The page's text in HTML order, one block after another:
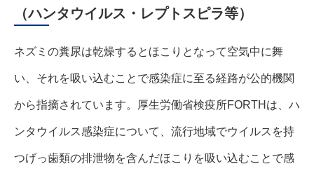
（ハンタウイルス・レプトスピラ等）
ネズミの糞尿は乾燥するとほこりとなって空気中に舞
い、それを吸い込むことで感染症に至る経路が公的機関
から指摘されています。厚生労働省検疫所FORTHは、ハ
ンタウイルス感染症について、流行地域でウイルスを持
つげっ歯類の排泄物を含んだほこりを吸い込むことで感